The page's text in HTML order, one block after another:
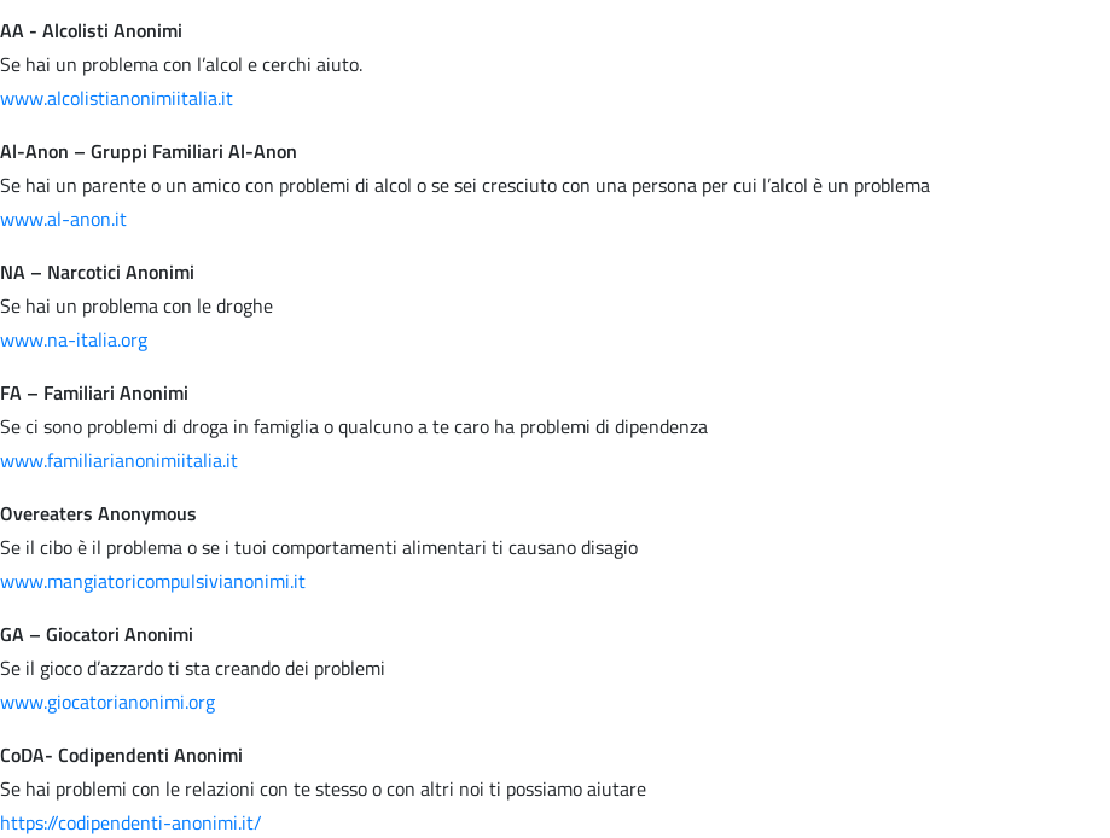
AA - Alcolisti Anonimi
Se hai un problema con l’alcol e cerchi aiuto.
www.alcolistianonimiitalia.it
Al-Anon – Gruppi Familiari Al-Anon
Se hai un parente o un amico con problemi di alcol o se sei cresciuto con una persona per cui l’alcol è un problema
www.al-anon.it
NA – Narcotici Anonimi
Se hai un problema con le droghe
www.na-italia.org
FA – Familiari Anonimi
Se ci sono problemi di droga in famiglia o qualcuno a te caro ha problemi di dipendenza
www.familiarianonimiitalia.it
Overeaters Anonymous
Se il cibo è il problema o se i tuoi comportamenti alimentari ti causano disagio
www.mangiatoricompulsivianonimi.it
GA – Giocatori Anonimi
Se il gioco d’azzardo ti sta creando dei problemi
www.giocatorianonimi.org
CoDA- Codipendenti Anonimi
Se hai problemi con le relazioni con te stesso o con altri noi ti possiamo aiutare
https://codipendenti-anonimi.it/